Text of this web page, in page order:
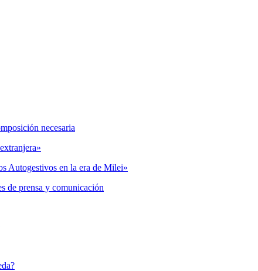
necesaria
Autogestivos en la era de Milei»
de prensa y comunicación